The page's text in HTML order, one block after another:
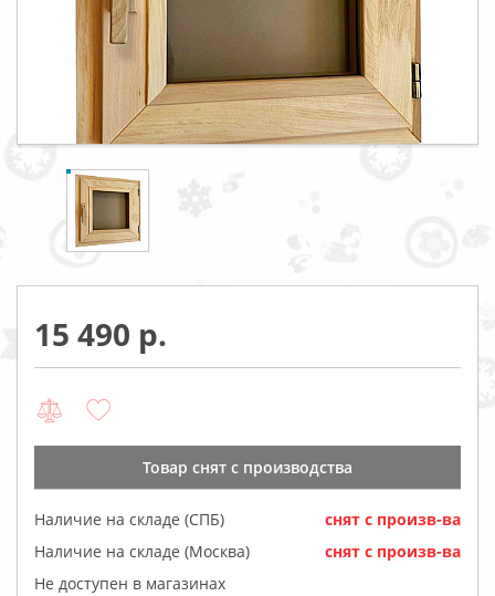
15 490
Товар cнят с производства
Наличие на складе (СПБ)
cнят с произв-ва
Наличие на складе (Москва)
cнят с произв-ва
Не доступен в магазинах